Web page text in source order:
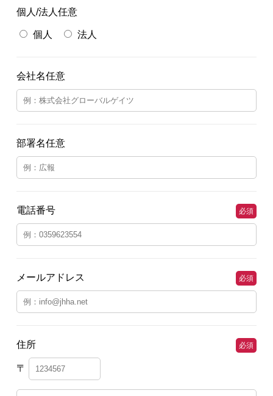
個人/法人任意
個人 法人
会社名任意
部署名任意
電話番号 必須
メールアドレス 必須
住所 必須
〒